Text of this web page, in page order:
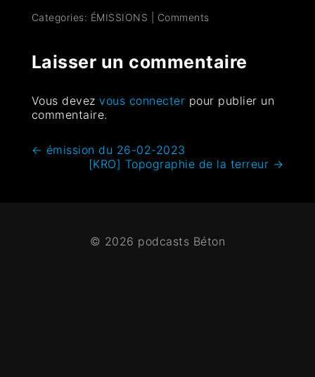
Categories: ÉMISSIONS Comments
Laisser un commentaire
Vous devezvous connecter pour publier un
commentaire.
← émission du 26-02-2023
[KRO] Topographie de la terreur →
© 2026 podcasts Béton